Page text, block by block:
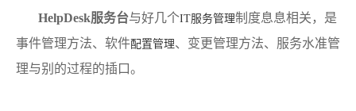
HelpDesk服务台与好几个IT服务管理制度息息相关，是
事件管理方法、软件配置管理、变更管理方法、服务水准管
理与别的过程的插口。